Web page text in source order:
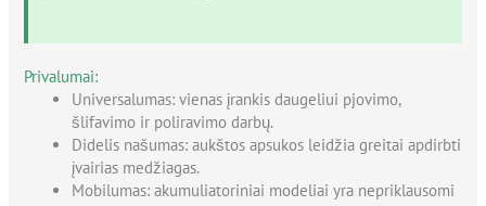
Privalumai:
Universalumas: vienas įrankis daugeliui pjovimo,
šlifavimo ir poliravimo darbų.
Didelis našumas: aukštos apsukos leidžia greitai apdirbti
įvairias medžiagas.
Mobilumas: akumuliatoriniai modeliai yra nepriklausomi